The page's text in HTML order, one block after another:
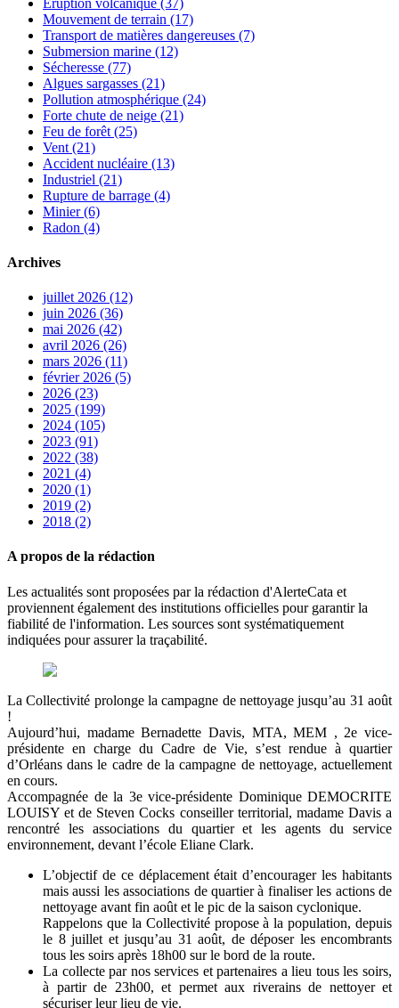
Mouvement de terrain (17)
Transport de matières dangereuses (7)
Submersion marine (12)
Sécheresse (77)
Algues sargasses (21)
Pollution atmosphérique (24)
Forte chute de neige (21)
Feu de forêt (25)
Vent (21)
Accident nucléaire (13)
Industriel (21)
Rupture de barrage (4)
Minier (6)
Radon (4)
Archives
juillet 2026 (12)
juin 2026 (36)
mai 2026 (42)
avril 2026 (26)
mars 2026 (11)
février 2026 (5)
2026 (23)
2025 (199)
2024 (105)
2023 (91)
2022 (38)
2021 (4)
2020 (1)
2019 (2)
2018 (2)
A propos de la rédaction
Les actualités sont proposées par la rédaction d'AlerteCata et
proviennent également des institutions officielles pour garantir la
fiabilité de l'information. Les sources sont systématiquement
indiquées pour assurer la traçabilité.
La Collectivité prolonge la campagne de nettoyage jusqu’au 31 août
!
Aujourd’hui, madame Bernadette Davis, MTA, MEM , 2e vice-
présidente en charge du Cadre de Vie, s’est rendue à quartier
d’Orléans dans le cadre de la campagne de nettoyage, actuellement
en cours.
Accompagnée de la 3e vice-présidente Dominique DEMOCRITE
LOUISY et de Steven Cocks conseiller territorial, madame Davis a
rencontré les associations du quartier et les agents du service
environnement, devant l’école Eliane Clark.
L’objectif de ce déplacement était d’encourager les habitants
mais aussi les associations de quartier à finaliser les actions de
nettoyage avant fin août et le pic de la saison cyclonique.
Rappelons que la Collectivité propose à la population, depuis
le 8 juillet et jusqu’au 31 août, de déposer les encombrants
tous les soirs après 18h00 sur le bord de la route.
La collecte par nos services et partenaires a lieu tous les soirs,
à partir de 23h00, et permet aux riverains de nettoyer et
sécuriser leur lieu de vie.